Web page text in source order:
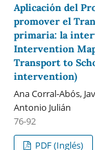
Aplicación del
promover el
primaria: la
Intervention
Transport to
intervention)
Ana Corral-Abós,
Antonio Julián
76-92
PDF (Inglés)